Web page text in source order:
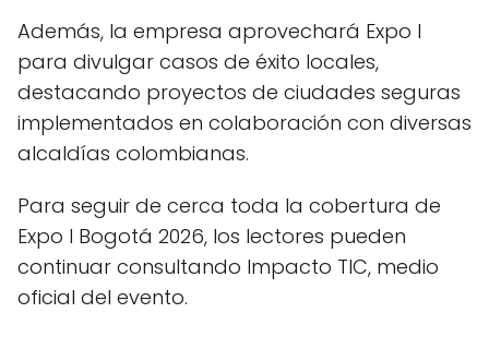
Además, la empresa aprovechará Expo I
para divulgar casos de éxito locales,
destacando proyectos de ciudades seguras
implementados en colaboración con diversas
alcaldías colombianas.
Para seguir de cerca toda la cobertura de
Expo I Bogotá 2026, los lectores pueden
continuar consultando Impacto TIC, medio
oficial del evento.